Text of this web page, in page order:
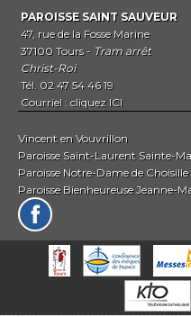
PAROISSE SAINT SAUVEUR
47, rue de la Fosse Marine
37100 Tours - Tram arrêt
Christ-Roi
Tél. 02 47 54 46 19
Courriel : cliquez ICI
Vincent en Vouvrillon
Paroisse Saint-Laurent Sainte-
Paroisse Notre-Dame de Choisille
Paroisse Bienheureuse Jeanne-